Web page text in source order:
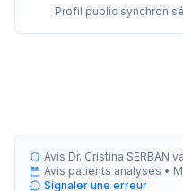
Profil public
Avis Dr. Cristina SERBAN
Avis patients analysés •
Signaler une erreur